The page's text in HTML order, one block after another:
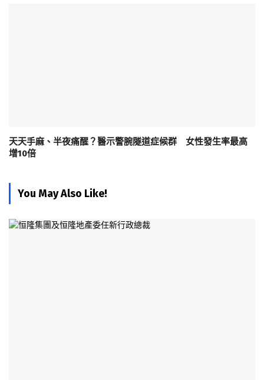
天天手麻、半夜痛醒？醫示警腕隧道症候群 女性發生率最高
增10倍
You May Also Like!